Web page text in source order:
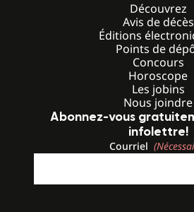
Découvrez
Avis de décès
Éditions
Points de
Concours
Horoscope
Les jobins
Nous joindre
Abonnez-vous
infolettre!
Courriel